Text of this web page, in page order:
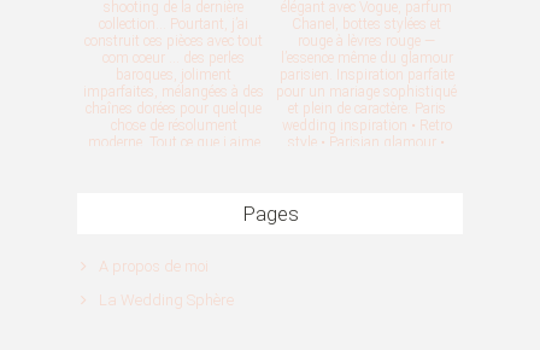
Pages
A propos de moi
La Wedding Sphère